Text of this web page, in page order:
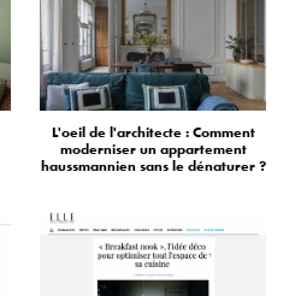
L'oeil de l'architecte : Comment
moderniser un appartement
haussmannien sans le dénaturer ?